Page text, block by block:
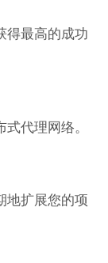
得最高的成功
代理网络。
地扩展您的项